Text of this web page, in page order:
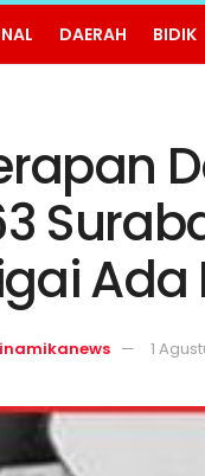
DAERAH BIDIK
1